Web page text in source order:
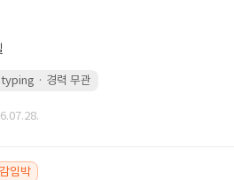
· 경력 무관
임박